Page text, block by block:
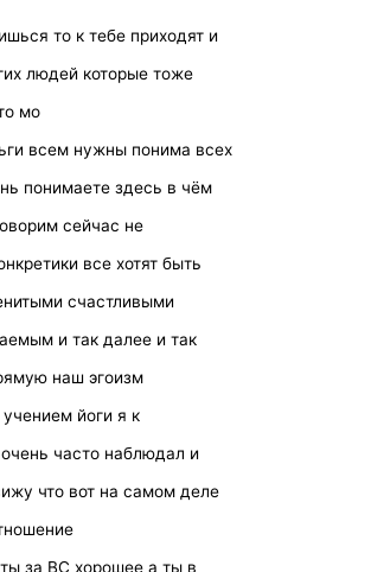
то к тебе приходят и
людей которые тоже
мо
всем нужны понима всех
понимаете здесь в чём
сейчас не
все хотят быть
счастливыми
и так далее и так
наш эгоизм
йоги я к
часто наблюдал и
что вот на самом деле
за ВС хорошее а ты в